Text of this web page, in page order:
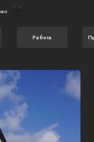
Работа